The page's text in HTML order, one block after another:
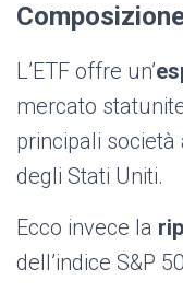
L’ETF offre un’
mercato
principali
degli Stati Uniti.
Ecco invece la
dell’indice S&P